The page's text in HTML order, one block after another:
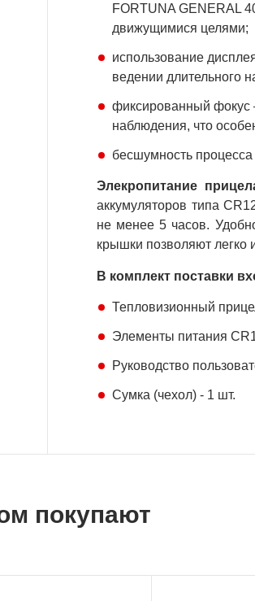
FORTUNA GENERAL
движущимися целями;
использование
ведении длительного
фиксированный фокус
наблюдения, что
бесшумность
Элекропитание
аккумуляторов типа
не менее 5 часов.
крышки позволяют легко
В комплект поставки
Тепловизионный
Элементы питания
Руководство
Сумка (чехол) - 1 шт.
покупают